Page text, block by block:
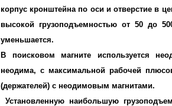
корпус кронштейна по оси и отверстие в
высокой грузоподъемностью от 50 до
уменьшается.
В поисковом магните используется
неодима, с максимальной рабочей
(держателей) с неодимовым магнитами.
Установленную наибольшую